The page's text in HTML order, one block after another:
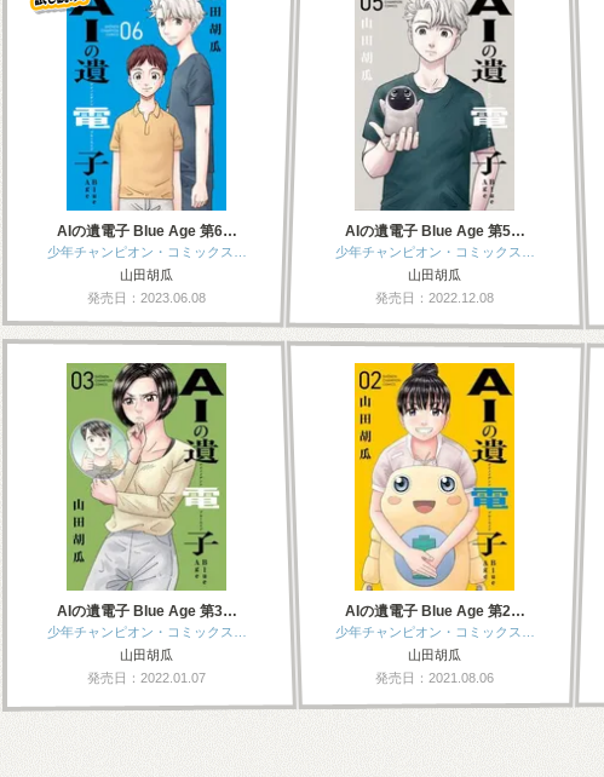
AIの遺電子 Blue Age 第6…
少年チャンピオン・コミックス…
山田胡瓜
発売日：2023.06.08
AIの遺電子 Blue Age 第5…
少年チャンピオン・コミックス…
山田胡瓜
発売日：2022.12.08
AIの遺電子 Blue Age 第3…
少年チャンピオン・コミックス…
山田胡瓜
発売日：2022.01.07
AIの遺電子 Blue Age 第2…
少年チャンピオン・コミックス…
山田胡瓜
発売日：2021.08.06